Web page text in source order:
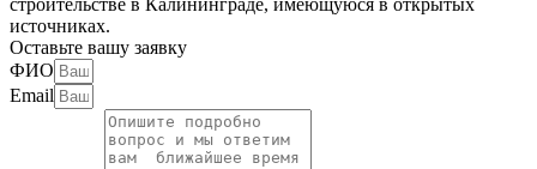
строительстве в Калининграде, имеющуюся в открытых
источниках.
Оставьте вашу заявку
ФИО
Email